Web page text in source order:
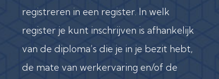
registreren in een register. In welk
register je kunt inschrijven is afhankelijk
van de diploma’s die je in je bezit hebt,
de mate van werkervaring en/of de